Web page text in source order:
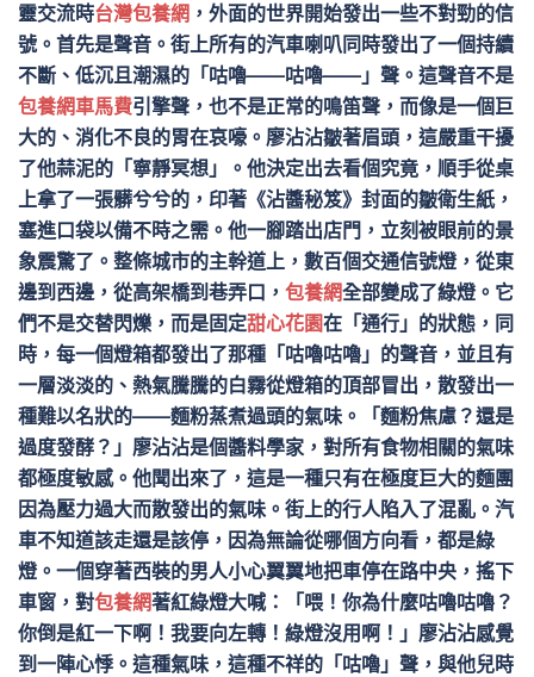
靈交流時台灣包養網 ，外面的世界開始發出一些不對勁的信
號。首先是聲音。街上所有的汽車喇叭同時發出了一個持續
不斷、低沉且潮濕的「咕嚕——咕嚕——」聲。這聲音不是
包養網車馬費引擎聲，也不是正常的鳴笛聲，而像是一個巨
大的、消化不良的胃在哀嚎。廖沾沾皺著眉頭，這嚴重干擾
了他蒜泥的「寧靜冥想」。他決定出去看個究竟，順手從桌
上拿了一張髒兮兮的，印著《沾醬秘笈》封面的皺衛生紙，
塞進口袋以備不時之需。他一腳踏出店門，立刻被眼前的景
象震驚了。整條城市的主幹道上，數百個交通信號燈，從東
邊到西邊，從高架橋到巷弄口， 包養網全部變成了綠燈。它
們不是交替閃爍，而是固定甜心花園在「通行」的狀態，同
時，每一個燈箱都發出了那種「咕嚕咕嚕」的聲音，並且有
一層淡淡的、熱氣騰騰的白霧從燈箱的頂部冒出，散發出一
種難以名狀的——麵粉蒸煮過頭的氣味。「麵粉焦慮？還是
過度發酵？」廖沾沾是個醬料學家，對所有食物相關的氣味
都極度敏感。他聞出來了，這是一種只有在極度巨大的麵團
因為壓力過大而散發出的氣味。街上的行人陷入了混亂。汽
車不知道該走還是該停，因為無論從哪個方向看，都是綠
燈。一個穿著西裝的男人小心翼翼地把車停在路中央，搖下
車窗，對包養網著紅綠燈大喊：「喂！你為什麼咕嚕咕嚕？
你倒是紅一下啊！我要向左轉！綠燈沒用啊！」廖沾沾感覺
到一陣心悸。這種氣味，這種不祥的「咕嚕」聲，與他兒時